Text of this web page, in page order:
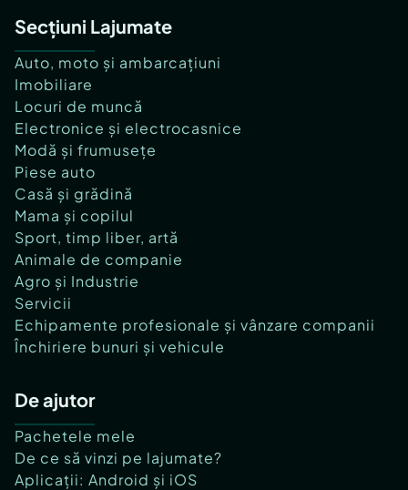
Secțiuni Lajumate
Auto, moto și ambarcațiuni
Imobiliare
Locuri de muncă
Electronice și electrocasnice
Modă și frumusețe
Piese auto
Casă și grădină
Mama și copilul
Sport, timp liber, artă
Animale de companie
Agro și Industrie
Servicii
Echipamente profesionale și vânzare companii
Închiriere bunuri și vehicule
De ajutor
Pachetele mele
De ce să vinzi pe lajumate?
Aplicații: Android și iOS